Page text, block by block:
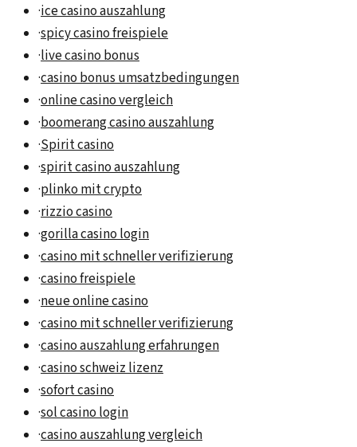
·ice casino auszahlung
·spicy casino freispiele
·live casino bonus
·casino bonus umsatzbedingungen
·online casino vergleich
·boomerang casino auszahlung
·Spirit casino
·spirit casino auszahlung
·plinko mit crypto
·rizzio casino
·gorilla casino login
·casino mit schneller verifizierung
·casino freispiele
·neue online casino
·casino mit schneller verifizierung
·casino auszahlung erfahrungen
·casino schweiz lizenz
·sofort casino
·sol casino login
·casino auszahlung vergleich